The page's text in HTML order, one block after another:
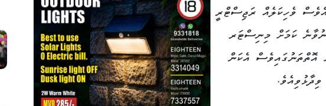
ވެހިކަލެއް ރަޖިސްޓްރީ
ކަމަށް މިނިސްޓަރ
އޮތްތަނުގައިވެސް އެކަން